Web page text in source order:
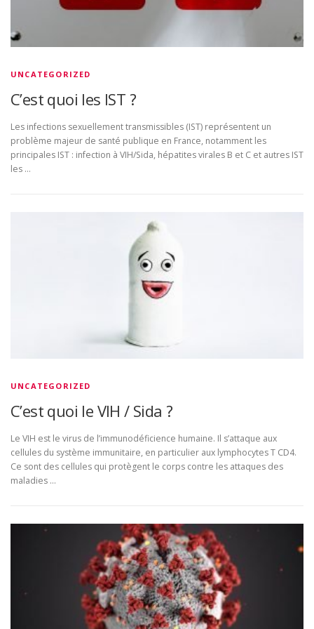
UNCATEGORIZED
C’est quoi les IST ?
Les infections sexuellement transmissibles (IST) représentent un
problème majeur de santé publique en France, notamment les
principales IST : infection à VIH/Sida, hépatites virales B et C et autres IST
les …
UNCATEGORIZED
C’est quoi le VIH / Sida ?
Le VIH est le virus de l’immunodéficience humaine. Il s’attaque aux
cellules du système immunitaire, en particulier aux lymphocytes T CD4.
Ce sont des cellules qui protègent le corps contre les attaques des
maladies …